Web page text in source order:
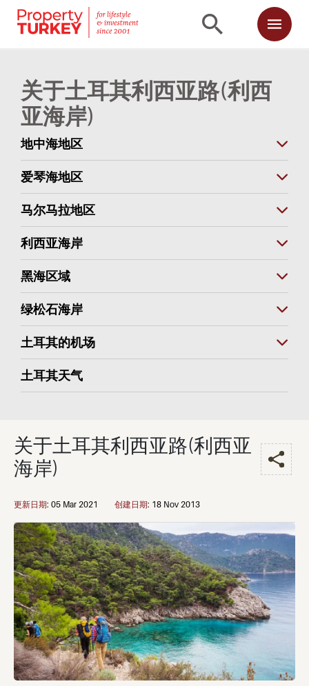
关于土耳其利西亚路(利西
亚海岸)
地中海地区
爱琴海地区
马尔马拉地区
利西亚海岸
黑海区域
绿松石海岸
土耳其的机场
土耳其天气
关于土耳其利西亚路(利西亚
海岸)
更新日期: 05 Mar 2021 创建日期: 18 Nov 2013